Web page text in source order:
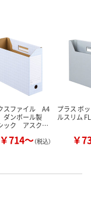
スファイル A4
ンボール製
ック アスク…
￥714～（税込）
プラス ボ
ルスリム
￥